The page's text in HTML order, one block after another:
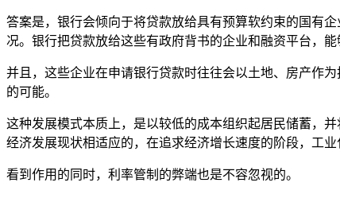
答案是，银行会倾向于将贷款放给具有预算软约束的国有
况。银行把贷款放给这些有政府背书的企业和融资平台，能
并且，这些企业在申请银行贷款时往往会以土地、房产作
的可能。
这种发展模式本质上，是以较低的成本组织起居民储蓄，
经济发展现状相适应的，在追求经济增长速度的阶段，工
看到作用的同时，利率管制的弊端也是不容忽视的。